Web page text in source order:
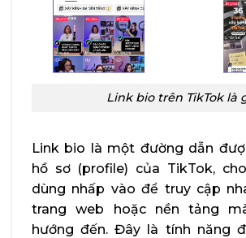
Link bio trên TikTok là
Link bio là một đường dẫn
hồ sơ (profile) của TikTok,
dùng nhấp vào để truy cập
trang web hoặc nền tảng
hướng đến. Đây là tính năng